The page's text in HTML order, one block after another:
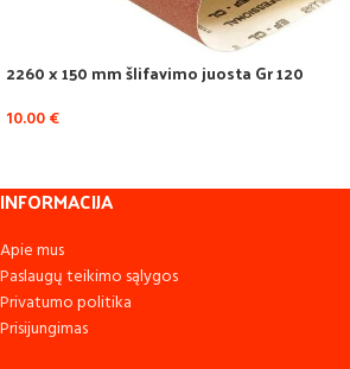
2260 x 150 mm šlifavimo juosta Gr 120
10.00€
INFORMACIJA
Apie mus
Paslaugų teikimo sąlygos
Privatumo politika
Prisijungimas